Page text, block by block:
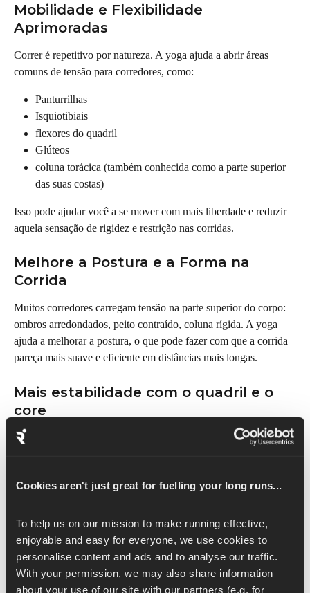
Cookies aren't just great for fuelling your long runs...
To help us on our mission to make running effective,
enjoyable and easy for everyone, we use cookies to
personalise content and ads and to analyse our traffic.
With your permission, we may also share information
about your use of our site with our partners (e.g. for
Mobilidade e Flexibilidade
Aprimoradas
Correr é repetitivo por natureza. A yoga ajuda a abrir áreas
comuns de tensão para corredores, como:
Panturrilhas
Isquiotibiais
flexores do quadril
Glúteos
coluna torácica (também conhecida como a parte superior
das suas costas)
Isso pode ajudar você a se mover com mais liberdade e reduzir
aquela sensação de rigidez e restrição nas corridas.
Melhore a Postura e a Forma na
Corrida
Muitos corredores carregam tensão na parte superior do corpo:
ombros arredondados, peito contraído, coluna rígida. A yoga
ajuda a melhorar a postura, o que pode fazer com que a corrida
pareça mais suave e eficiente em distâncias mais longas.
Mais estabilidade com o quadril e o
core
Muitos fluxos de ioga desenvolvem força nos lugares que os
especialmente útil se você se sentir "bambo" com as pernas
Recuperação sem impacto extra
Ioga é uma forma de
, o que significa que
você ainda pode movimentar seu corpo e melhorar a circulação